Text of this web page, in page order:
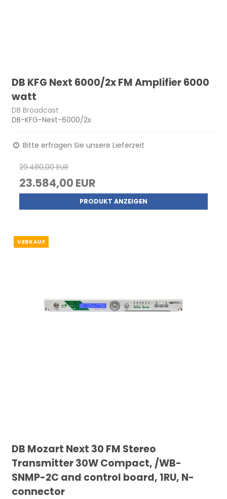
DB KFG Next 6000/2x FM Amplifier 6000
watt
DB Broadcast
DB-KFG-Next-6000/2x
Bitte erfragen Sie unsere Lieferzeit
29.480,00 EUR
23.584,00 EUR
PRODUKT ANZEIGEN
VERKAUF
DB Mozart Next 30 FM Stereo
Transmitter 30W Compact, /WB-
SNMP-2C and control board, 1RU, N-
connector